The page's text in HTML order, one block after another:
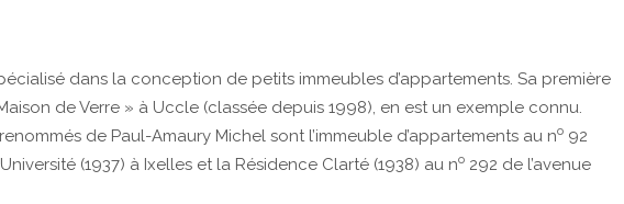
dans la conception de petits immeubles d’appartements. Sa première
de Verre » à Uccle (classée depuis 1998), en est un exemple connu.
de Paul-Amaury Michel sont l’immeuble d’appartements au no 92
(1937) à Ixelles et la Résidence Clarté (1938) au no 292 de l’avenue